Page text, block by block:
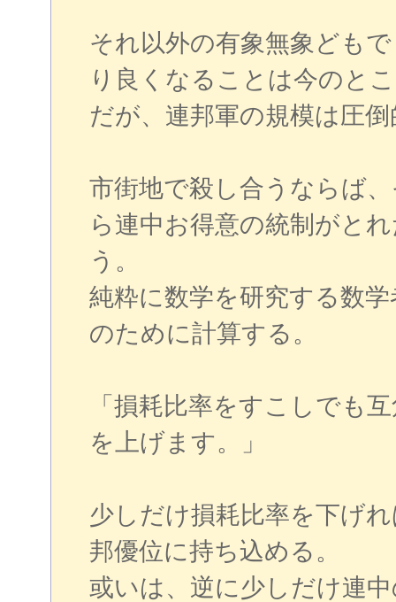
それ以外の有象無象ども
り良くなることは今のと
だが、連邦軍の規模は圧
市街地で殺し合うならば
ら連中お得意の統制がと
う。
純粋に数学を研究する数
のために計算する。
「損耗比率をすこしでも
を上げます。」
少しだけ損耗比率を下げ
邦優位に持ち込める。
或いは、逆に少しだけ連